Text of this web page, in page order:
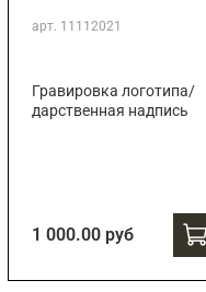
арт. 11112021
Гравировка логотипа/
дарственная надпись
1 000.00 руб